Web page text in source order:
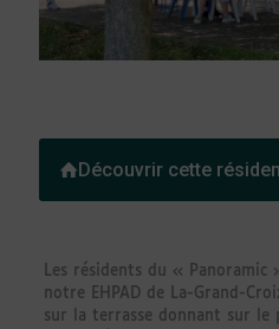
Découvrir cette
Les résidents du «
notre EHPAD de La-Grand-
sur la terrasse donnant sur le